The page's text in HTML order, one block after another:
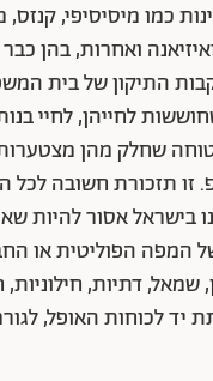
כמו מיסיסיפי, קנזס,
ואחרות, בהן כבר
התיקון של בית
לחייהן, לחיי
שחלק מהן
זו תזכורת חשובה לכל
בישראל אסור להיות
המפה הפוליטית או
שמאל, דתיות, חילוניות,
יד לכוחות האופל,